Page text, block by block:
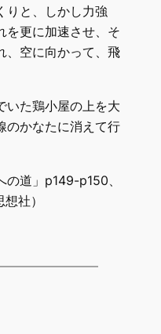
りと、しかし力強
を更に加速させ、そ
、空に向かって、飛
た鶏小屋の上を大
のかなたに消えて行
道」p149-p150、
社）